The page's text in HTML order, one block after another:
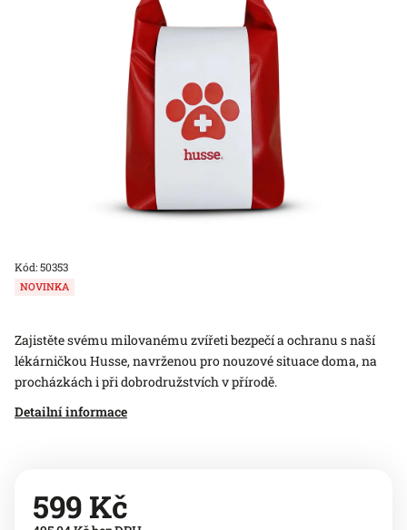
Kód:50353
Zajistěte svému milovanému zvířeti bezpečí a ochranu s naší
lékárničkou Husse, navrženou pro nouzové situace doma, na
procházkách i při dobrodružstvích v přírodě.
Detailní informace
NOVINKA
599 Kč